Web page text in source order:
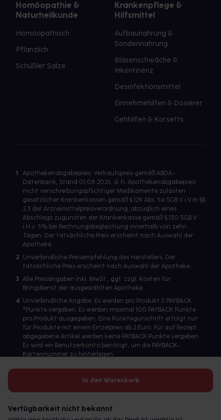
In den Warenkorb
Verfügbarkeit nicht bekannt
Homöopathie &
Naturheilkunde
Homöopathisch
Pflanzlich
Schüßler Salze
Krankenpflege &
Hilfsmittel
Aufbaunahrung &
Sondennahrung
Blasenschwäche &
Inkontinenz
Desinfektionsmittel
Einnehmehilfen & Dosierer
Gehhilfen & Korsetts
1
Apothekenabgabepreis: Verkaufspreis gemäß ABDA-
Datenbank, Stand 01.08.2026, d. h. Apothekenabgabepreis
nicht verschreibungspflichtiger Medikamente zulasten
gesetzlicher Krankenkassen gemäß § 129 Abs. 5a SGB V i.V.m §§
2,3 der Arzneimittelpreisverordnung, abzüglich eines
Abschlags zugunsten der Krankenkasse gemäß § 130 SGB V
i.H.v. 5% bei Rechnungsbegleichung innerhalb von zehn
Tagen. Der tatsächliche Preis erscheint nach Auswahl der
Apotheke.
2 Unverbindliche Preisempfehlung des Herstellers. Der
tatsächliche Preis erscheint nach Auswahl der Apotheke.
3 Alle Preisangaben inkl. MwSt., ggf. zzgl. Kosten für
Bringdienst der ausgewählten Apotheke.
4 Unverbindliche Angabe. Es werden pro Produkt 5 PAYBACK
°Punkte vergeben. Es werden maximal 100 PAYBACK Punkte
pro Produkt ausgegeben. Eine Punktegutschrift erfolgt nur
für Produkte mit einem Einzelpreis ab 2 Euro. Für auf Rezept
abgegebene Artikel werden keine PAYBACK Punkte vergeben.
Es wird ein Benutzerkonto benötigt, um die PAYBACK-
Kartennummer zu hinterlegen.
Betreiber des Portals und verantwortlich: gesund.de GmbH &
© 2026 gesund.de GmbH & Co. KG